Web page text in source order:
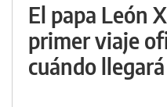
El papa León
primer viaje
cuándo